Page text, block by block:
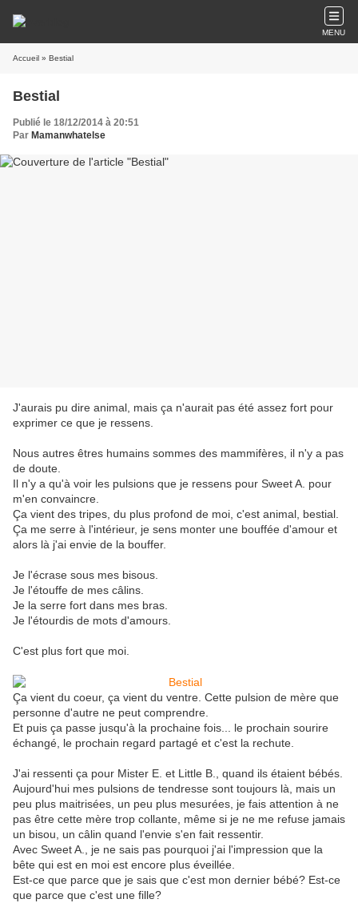
MENU
Accueil » Bestial
Bestial
Publié le 18/12/2014 à 20:51
Par Mamanwhatelse
J'aurais pu dire animal, mais ça n'aurait pas été assez fort pour
exprimer ce que je ressens.
Nous autres êtres humains sommes des mammifères, il n'y a pas
de doute.
Il n'y a qu'à voir les pulsions que je ressens pour Sweet A. pour
m'en convaincre.
Ça vient des tripes, du plus profond de moi, c'est animal, bestial.
Ça me serre à l'intérieur, je sens monter une bouffée d'amour et
alors là j'ai envie de la bouffer.
Je l'écrase sous mes bisous.
Je l'étouffe de mes câlins.
Je la serre fort dans mes bras.
Je l'étourdis de mots d'amours.
C'est plus fort que moi.
Ça vient du coeur, ça vient du ventre. Cette pulsion de mère que
personne d'autre ne peut comprendre.
Et puis ça passe jusqu'à la prochaine fois... le prochain sourire
échangé, le prochain regard partagé et c'est la rechute.
J'ai ressenti ça pour Mister E. et Little B., quand ils étaient bébés.
Aujourd'hui mes pulsions de tendresse sont toujours là, mais un
peu plus maitrisées, un peu plus mesurées, je fais attention à ne
pas être cette mère trop collante, même si je ne me refuse jamais
un bisou, un câlin quand l'envie s'en fait ressentir.
Avec Sweet A., je ne sais pas pourquoi j'ai l'impression que la
bête qui est en moi est encore plus éveillée.
Est-ce que parce que je sais que c'est mon dernier bébé? Est-ce
que parce que c'est une fille?